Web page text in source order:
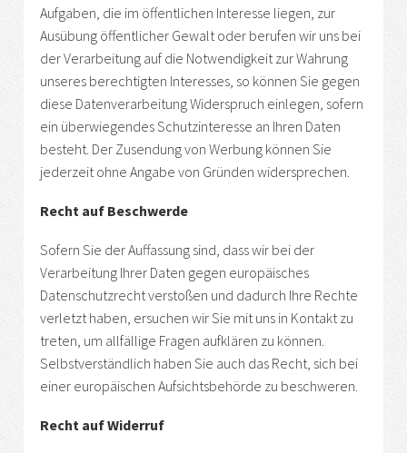
Aufgaben, die im öffentlichen Interesse liegen, zur
Ausübung öffentlicher Gewalt oder berufen wir uns bei
der Verarbeitung auf die Notwendigkeit zur Wahrung
unseres berechtigten Interesses, so können Sie gegen
diese Datenverarbeitung Widerspruch einlegen, sofern
ein überwiegendes Schutzinteresse an Ihren Daten
besteht. Der Zusendung von Werbung können Sie
jederzeit ohne Angabe von Gründen widersprechen.
Recht auf Beschwerde
Sofern Sie der Auffassung sind, dass wir bei der
Verarbeitung Ihrer Daten gegen europäisches
Datenschutzrecht verstoßen und dadurch Ihre Rechte
verletzt haben, ersuchen wir Sie mit uns in Kontakt zu
treten, um allfällige Fragen aufklären zu können.
Selbstverständlich haben Sie auch das Recht, sich bei
einer europäischen Aufsichtsbehörde zu beschweren.
Recht auf Widerruf